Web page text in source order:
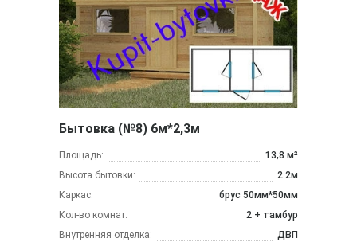
Бытовка (№8) 6м*2,3м
Площадь:
13,8 м²
Высота бытовки:
2.2м
Каркас:
брус 50мм*50мм
Кол-во комнат:
2 + тамбур
Внутренняя отделка:
ДВП